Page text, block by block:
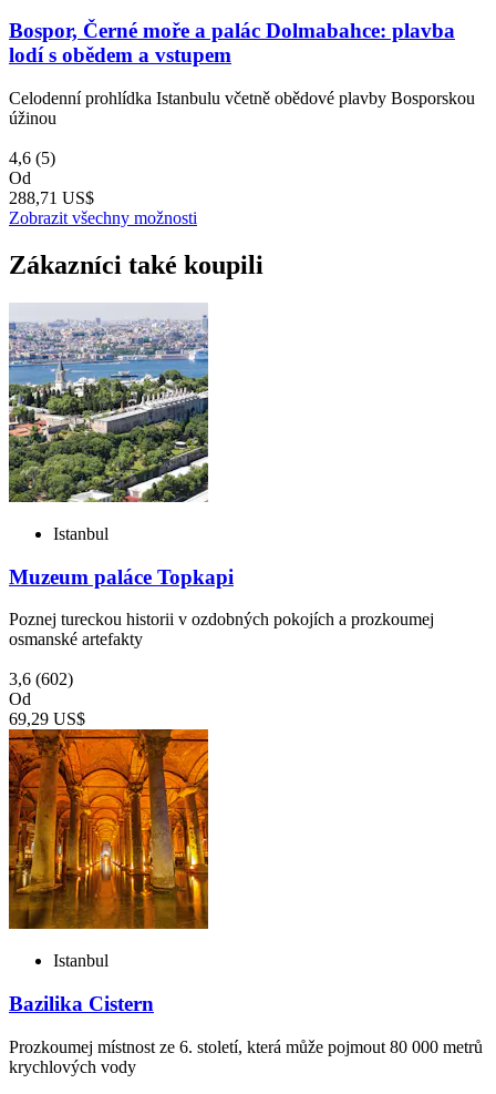
Bospor, Černé moře a palác Dolmabahce: plavba
lodí s obědem a vstupem
Celodenní prohlídka Istanbulu včetně obědové plavby Bosporskou
úžinou
4,6 (5)
Od
288,71 US$
Zobrazit všechny možnosti
Zákazníci také koupili
Istanbul
Muzeum paláce Topkapi
Poznej tureckou historii v ozdobných pokojích a prozkoumej
osmanské artefakty
3,6 (602)
Od
69,29 US$
Istanbul
Bazilika Cistern
Prozkoumej místnost ze 6. století, která může pojmout 80 000 metrů
krychlových vody